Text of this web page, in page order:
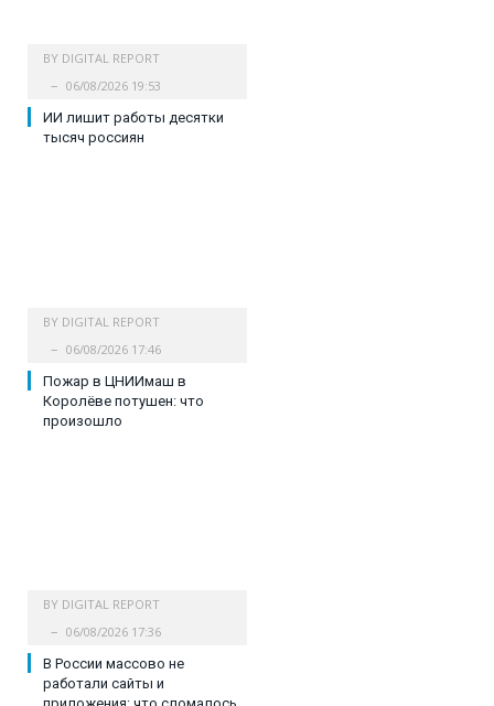
BY DIGITAL REPORT
06/08/2026 19:53
ИИ лишит работы десятки
тысяч россиян
BY DIGITAL REPORT
06/08/2026 17:46
Пожар в ЦНИИмаш в
Королёве потушен: что
произошло
BY DIGITAL REPORT
06/08/2026 17:36
В России массово не
работали сайты и